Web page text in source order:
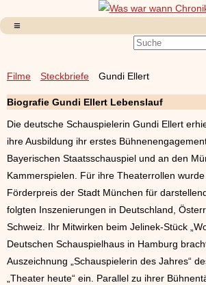
Filme Steckbriefe Gundi Ellert
Biografie Gundi Ellert Lebenslauf
Die deutsche Schauspielerin Gundi Ellert
ihre Ausbildung ihr erstes
Bayerischen Staatsschauspiel und an den
Kammerspielen. Für ihre Theaterrollen
Förderpreis der Stadt München für
folgten Inszenierungen in Deutschland,
Schweiz. Ihr Mitwirken beim Jelinek-Stück
Deutschen Schauspielhaus in Hamburg
Auszeichnung „Schauspielerin des Jahres“
„Theater heute“ ein. Parallel zu ihrer